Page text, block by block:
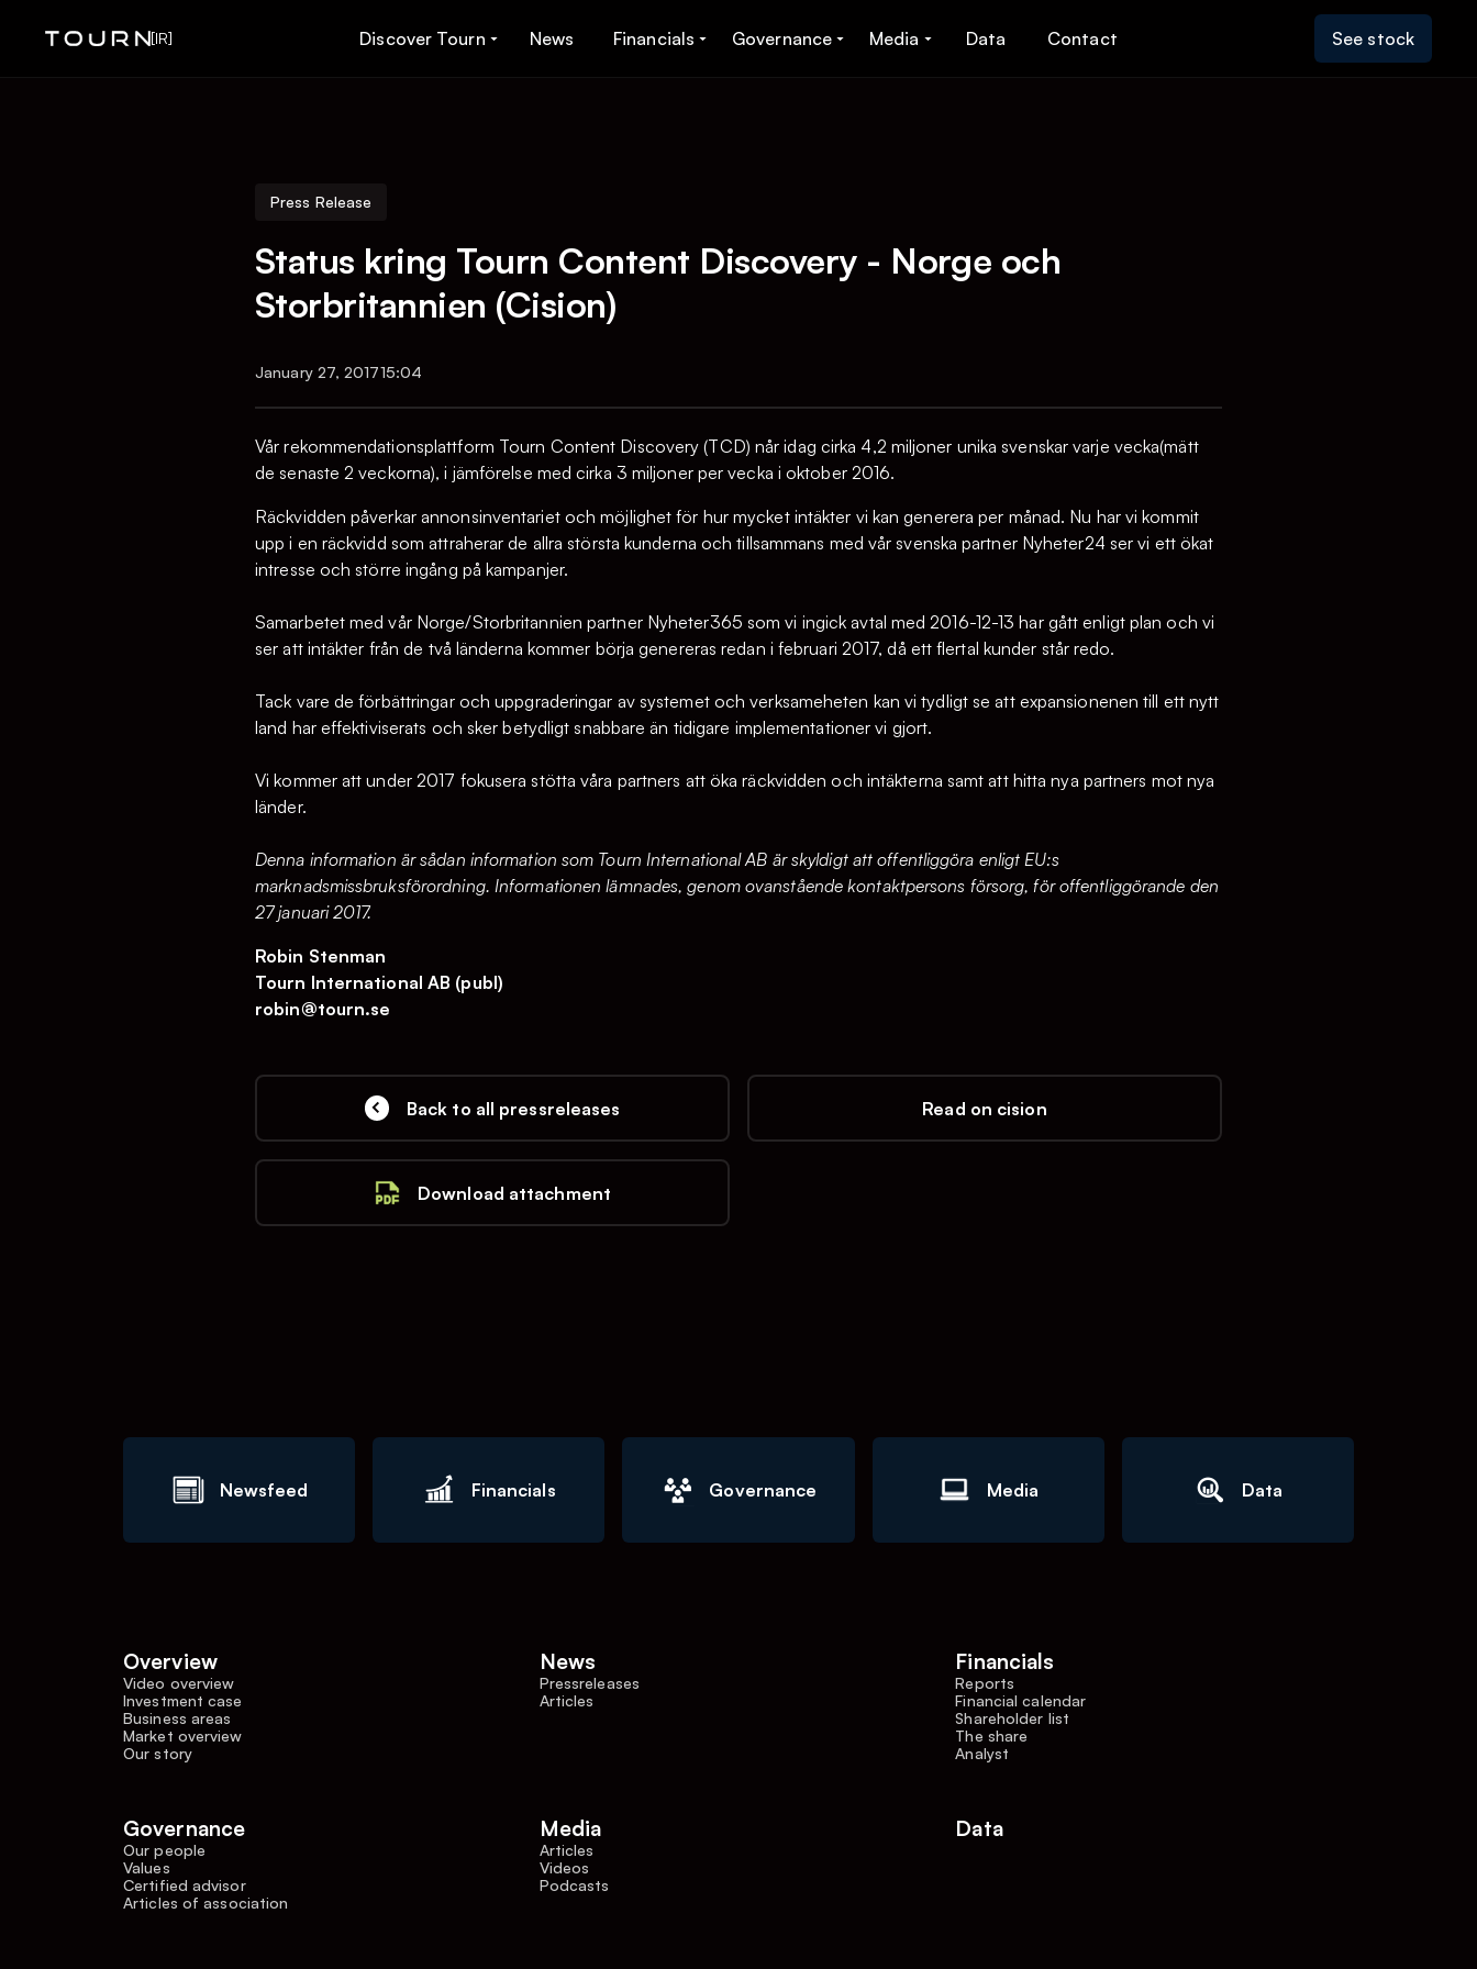
[IR] Discover Tourn News Financials Governance Media Data Contact See stock
Press Release
Status kring Tourn Content Discovery - Norge och
Storbritannien (Cision)
January 27, 201715:04
Vår rekommendationsplattform Tourn Content Discovery (TCD) når idag cirka 4,2 miljoner unika svenskar varje vecka(mätt
de senaste 2 veckorna), i jämförelse med cirka 3 miljoner per vecka i oktober 2016.
Räckvidden påverkar annonsinventariet och möjlighet för hur mycket intäkter vi kan generera per månad. Nu har vi kommit
upp i en räckvidd som attraherar de allra största kunderna och tillsammans med vår svenska partner Nyheter24 ser vi ett ökat
intresse och större ingång på kampanjer.
Samarbetet med vår Norge/Storbritannien partner Nyheter365 som vi ingick avtal med 2016-12-13 har gått enligt plan och vi
ser att intäkter från de två länderna kommer börja genereras redan i februari 2017, då ett flertal kunder står redo.
Tack vare de förbättringar och uppgraderingar av systemet och verksameheten kan vi tydligt se att expansionenen till ett nytt
land har effektiviserats och sker betydligt snabbare än tidigare implementationer vi gjort.
Vi kommer att under 2017 fokusera stötta våra partners att öka räckvidden och intäkterna samt att hitta nya partners mot nya
länder.
Denna information är sådan information som Tourn International AB är skyldigt att offentliggöra enligt EU:s
marknadsmissbruksförordning. Informationen lämnades, genom ovanstående kontaktpersons försorg, för offentliggörande den
27 januari 2017.
Robin Stenman
Tourn International AB (publ)
robin@tourn.se
Back to all pressreleases Read on cision
Download attachment
Newsfeed Financials Governance Media Data
Overview
Video overview
Investment case
Business areas
Market overview
Our story
News
Pressreleases
Articles
Financials
Reports
Financial calendar
Shareholder list
The share
Analyst
Governance
Our people
Values
Certified advisor
Articles of association
Media
Articles
Videos
Podcasts
Data